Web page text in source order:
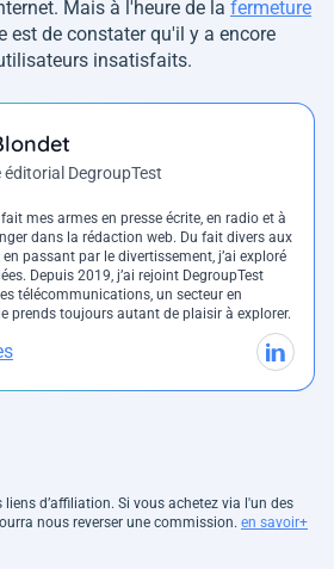
Mais à l'heure de la fermeture
est de constater qu'il y a encore
insatisfaits.
éditorial DegroupTest
mes armes en presse écrite, en radio et à
dans la rédaction web. Du fait divers aux
passant par le divertissement, j’ai exploré
Depuis 2019, j’ai rejoint DegroupTest
télécommunications, un secteur en
prends toujours autant de plaisir à explorer.
d’affiliation. Si vous achetez via l'un des
nous reverser une commission. en savoir+